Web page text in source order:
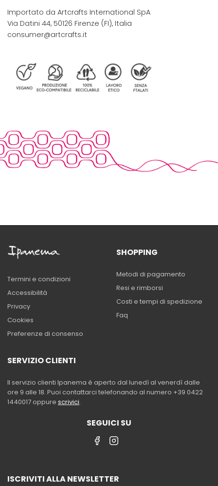
Importato da Artcrafts International SpA
Via Datini 44, 50126 Firenze (FI), Italia
consumer@artcrafts.it
Termini e condizioni
Accessibilità
Privacy
Cookies
Preferenze di consenso
SHOPPING
Metodi di pagamento
Resi e rimborsi
Costi e tempi di spedizione
Faq
SERVIZIO CLIENTI
Il servizio clienti Ipanema è aperto dal lunedì al venerdì dalle
ore 9 alle 18. Puoi contattarci telefonando al numero +39 0422
1440017 oppure scrivici.
SEGUICI SU
ISCRIVITI ALLA NEWSLETTER